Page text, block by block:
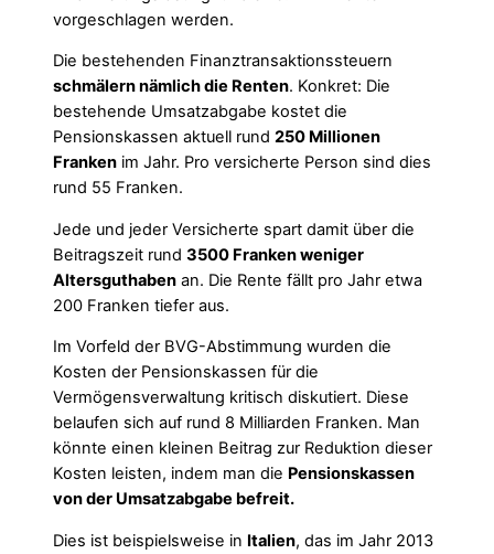
vorgeschlagen werden.
Die bestehenden Finanztransaktionssteuern
schmälern nämlich die Renten. Konkret: Die
bestehende Umsatzabgabe kostet die
Pensionskassen aktuell rund 250 Millionen
Franken im Jahr. Pro versicherte Person sind dies
rund 55 Franken.
Jede und jeder Versicherte spart damit über die
Beitragszeit rund 3500 Franken weniger
Altersguthaben an. Die Rente fällt pro Jahr etwa
200 Franken tiefer aus.
Im Vorfeld der BVG-Abstimmung wurden die
Kosten der Pensionskassen für die
Vermögensverwaltung kritisch diskutiert. Diese
belaufen sich auf rund 8 Milliarden Franken. Man
könnte einen kleinen Beitrag zur Reduktion dieser
Kosten leisten, indem man die Pensionskassen
von der Umsatzabgabe befreit.
Dies ist beispielsweise in Italien, das im Jahr 2013